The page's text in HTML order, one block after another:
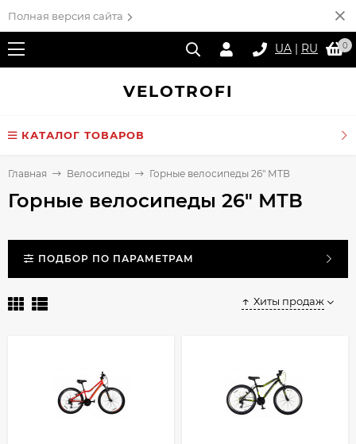
Полная версия сайта
UA | RU 0
VELOTROFI
КАТАЛОГ ТОВАРОВ
Главная Велосипеды Горные велосипеды 26" МТВ
Горные велосипеды 26" МТВ
ПОДБОР ПО ПАРАМЕТРАМ
Хиты продаж